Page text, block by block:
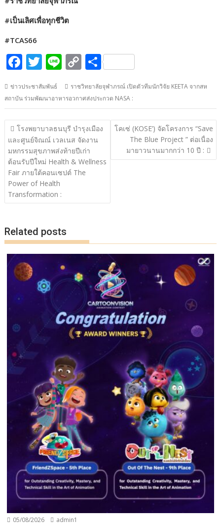
#เป็นเลิศเพื่อทุกชีวิต
#TCAS66
F
e
b
o
o
k
T
itt
er
Li
e
C
p
y
Li
n
k
S
ar
e
ข่าวประชาสัมพันธ์
ราชวิทยาลัยจุฬาภรณ์ เปิดตัวทีมนักวิจัย KEETA จากสห
สถาบัน ร่วมพัฒนาอาหารอวกาศส่งประกวด NASA :
แนะแนว
เรื่อง
โรงพยาบาลธนบุรี บำรุงเมือง
และศูนย์จิณณ์ เวลเนส จัดงาน
มหกรรมสุขภาพส่งท้ายปีเก่า
ต้อนรับปีใหม่ Health & Wellness
Fair ภายใต้คอนเซปต์ The
Power of Health
Transformation :
โคเซ่ (KOSE’) จัดโครงการ “Save
The Blue Project ” ต่อเนื่อง
มายาวนานมากกว่า 10 ปี :
Related posts
05/08/2026 admin1